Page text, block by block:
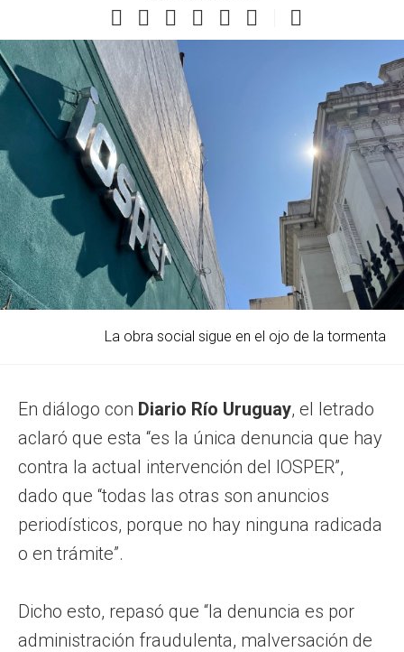
La obra social sigue en el ojo de la tormenta
En diálogo con Diario Río Uruguay, el letrado
aclaró que esta “es la única denuncia que hay
contra la actual intervención del IOSPER”,
dado que “todas las otras son anuncios
periodísticos, porque no hay ninguna radicada
o en trámite”.
Dicho esto, repasó que “la denuncia es por
administración fraudulenta, malversación de